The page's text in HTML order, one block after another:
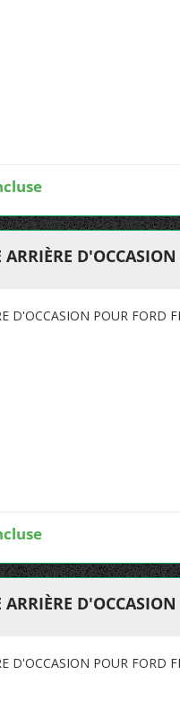
ARRIÈRE
D'OCCASION POUR FORD
ARRIÈRE
D'OCCASION POUR FORD